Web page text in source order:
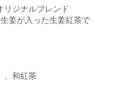
リジナルブレンド
姜が入った生姜紅茶で
、和紅茶